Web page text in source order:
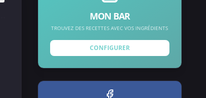
MON BAR
TROUVEZ DES RECETTES AVEC VOS INGRÉDIENTS
CONFIGURER